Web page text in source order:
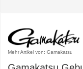
Mehr Artikel von: Gamakatsu